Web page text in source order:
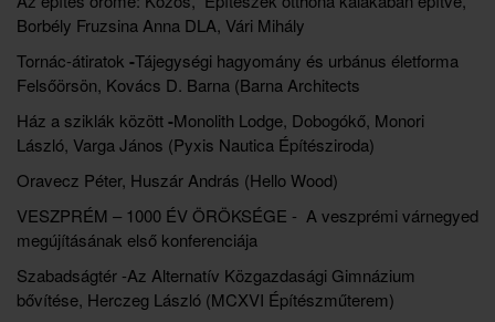
Borbély Fruzsina Anna DLA, Vári Mihály
Tornác-átiratok -Tájegységi hagyomány és urbánus életforma
Felsőörsön, Kovács D. Barna (Barna Architects
Ház a sziklák között-Monolith Lodge, Dobogókő, Monori
László, Varga János (Pyxis Nautica Építésziroda)
Oravecz Péter, Huszár András (Hello Wood)
VESZPRÉM – 1000 ÉV ÖRÖKSÉGE - A veszprémi várnegyed
megújításának első konferenciája
Szabadságtér -Az Alternatív Közgazdasági Gimnázium
bővítése, Herczeg László (MCXVI Építészműterem)